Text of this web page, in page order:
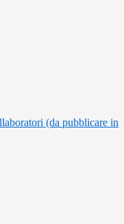
(da pubblicare in